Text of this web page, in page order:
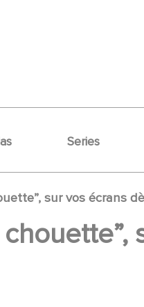
Series
sur vos écrans